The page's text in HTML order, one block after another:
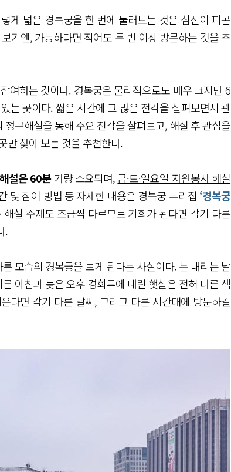
게 넓은 경복궁을 한 번에 둘러보는 것은 심신이 피곤
기엔, 가능하다면 적어도 두 번 이상 방문하는 것을 추
여하는 것이다. 경복궁은 물리적으로도 매우 크지만 6
는 곳이다. 짧은 시간에 그 많은 전각을 살펴보면서 관
규해설을 통해 주요 전각을 살펴보고, 해설 후 관심을
만 찾아 보는 것을 추천한다.
설은 60분가량 소요되며,금·토·일요일 자원봉사 해설
및 참여 방법 등 자세한 내용은 경복궁 누리집 ‘경복궁
설 주제도 조금씩 다르므로 기회가 된다면 각기 다른
.
모습의 경복궁을 보게 된다는 사실이다. 눈 내리는 날
아침과 늦은 오후 경회루에 내린 햇살은 전혀 다른 색
다면 각기 다른 날씨, 그리고 다른 시간대에 방문하길